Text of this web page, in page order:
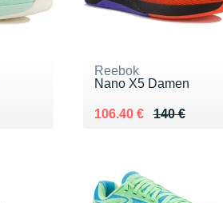
Reebok
Nano X5 Damen
140 €
Au lieu de 140 €
106.40 €
Vendu 106.40 €